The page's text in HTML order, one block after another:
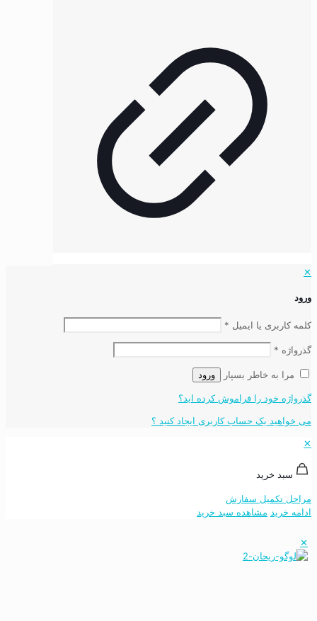
✕
ورود
کلمه کاربری یا ایمیل *
گذرواژه *
مرا به خاطر بسپار ورود
گذرواژه خود را فراموش کرده اید؟
می خواهید یک حساب کاربری ایجاد کنید ؟
✕
سبد خرید
مراحل تکمیل سفارش
ادامه خرید مشاهده سبد خرید
✕